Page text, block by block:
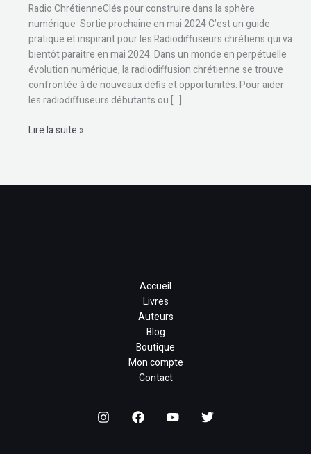
Radio ChrétienneClés pour construire dans la sphère
numérique Sortie prochaine en mai 2024 C’est un guide
pratique et inspirant pour les Radiodiffuseurs chrétiens qui va
bientôt paraitre en mai 2024. Dans un monde en perpétuelle
évolution numérique, la radiodiffusion chrétienne se trouve
confrontée à de nouveaux défis et opportunités. Pour aider
les radiodiffuseurs débutants ou […]
Lire la suite »
Accueil
Livres
Auteurs
Blog
Boutique
Mon compte
Contact